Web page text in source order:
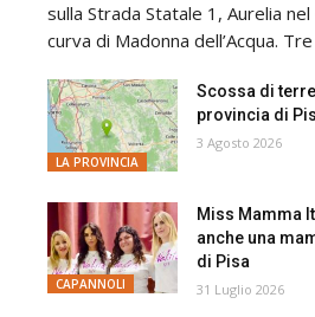
sulla Strada Statale 1, Aurelia
curva di Madonna dell’Acqua.
LA PROVINCIA
Scossa di
provincia di
3 Agosto 2026
CAPANNOLI
Miss Mamma
anche una
di Pisa
31 Luglio 2026